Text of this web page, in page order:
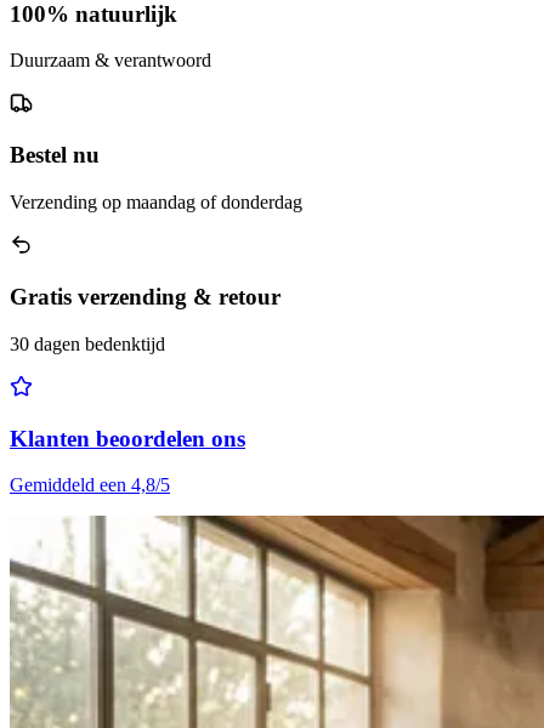
100% natuurlijk
Duurzaam & verantwoord
Bestel nu
Verzending op maandag of donderdag
Gratis verzending & retour
30 dagen bedenktijd
Klanten beoordelen ons
Gemiddeld een 4,8/5